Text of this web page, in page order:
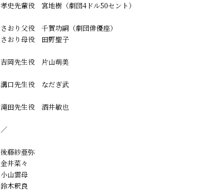
孝史先輩役 宮地樹（劇団4ドル50セント）
さおり父役 千賀功嗣（劇団俳優座）
さおり母役 田野聖子
吉岡先生役 片山萌美
溝口先生役 なだぎ武
滝田先生役 酒井敏也
／
後藤紗亜弥
金井菜々
小山雲母
鈴木釈良